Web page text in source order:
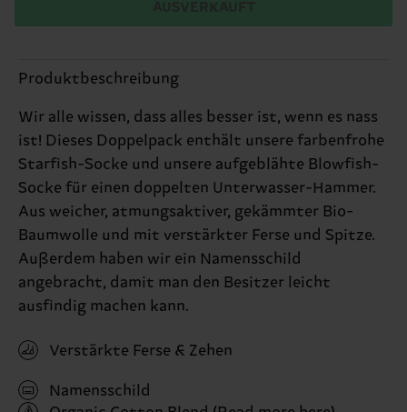
Produktbeschreibung
Wir alle wissen, dass alles besser ist, wenn es nass
ist! Dieses Doppelpack enthält unsere farbenfrohe
Starfish-Socke und unsere aufgeblähte Blowfish-
Socke für einen doppelten Unterwasser-Hammer.
Aus weicher, atmungsaktiver, gekämmter Bio-
Baumwolle und mit verstärkter Ferse und Spitze.
Außerdem haben wir ein Namensschild
angebracht, damit man den Besitzer leicht
ausfindig machen kann.
Verstärkte Ferse & Zehen
Namensschild